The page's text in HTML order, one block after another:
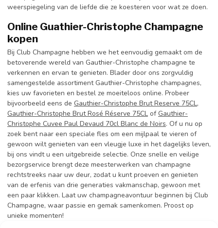
weerspiegeling van de liefde die ze koesteren voor wat ze doen.
Online Guathier-Christophe Champagne
kopen
Bij Club Champagne hebben we het eenvoudig gemaakt om de
betoverende wereld van Gauthier-Christophe champagne te
verkennen en ervan te genieten. Blader door ons zorgvuldig
samengestelde assortiment Gauthier-Christophe champagnes,
kies uw favorieten en bestel ze moeiteloos online. Probeer
bijvoorbeeld eens de Gauthier-Christophe Brut Reserve 75CL,
Gauthier-Christophe Brut Rosé Réserve 75CL ofGauthier-
Christophe Cuvee Paul Devaud 70cl Blanc de Noirs. Of u nu op
zoek bent naar een speciale fles om een mijlpaal te vieren of
gewoon wilt genieten van een vleugje luxe in het dagelijks leven,
bij ons vindt u een uitgebreide selectie. Onze snelle en veilige
bezorgservice brengt deze meesterwerken van champagne
rechtstreeks naar uw deur, zodat u kunt proeven en genieten
van de erfenis van drie generaties vakmanschap, gewoon met
een paar klikken. Laat uw champagneavontuur beginnen bij Club
Champagne, waar passie en gemak samenkomen. Proost op
unieke momenten!